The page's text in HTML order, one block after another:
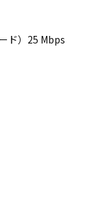
ド）25 Mbps